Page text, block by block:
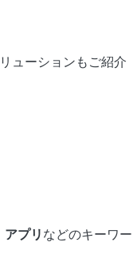
ューションもご紹介
プリ などのキーワー